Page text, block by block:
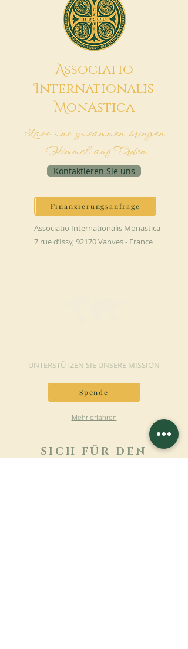
Associatio
Internationalis
MonAstica
Lass uns zusammen bringen
Himmel auf Erden
Kontaktieren Sie uns
Finanzierungsanfrage
Associatio Internationalis Monastica
7 rue d’Issy, 92170 Vanves - France
UNTERSTÜTZEN SIE UNSERE MISSION
Spende
Mehr erfahren
SICH FÜR DEN